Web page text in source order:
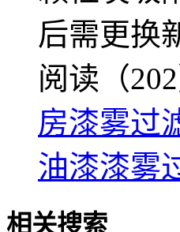
后需更换
阅读（202
房漆雾过
油漆漆雾
相关搜索